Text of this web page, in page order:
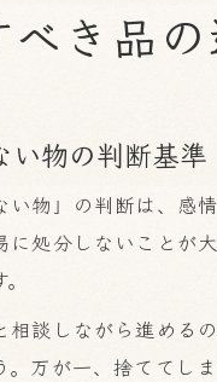
き品
い物の判断基準
物」の判断は、感
処分しないことが
談しながら進める
万が一、捨ててし